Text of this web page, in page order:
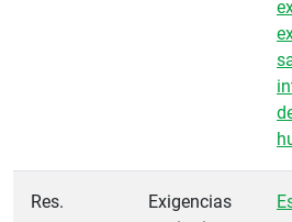
Res.
Exigencias